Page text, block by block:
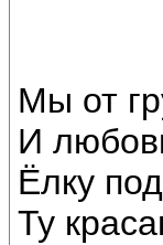
Мы от
И
Ёлку
Ту